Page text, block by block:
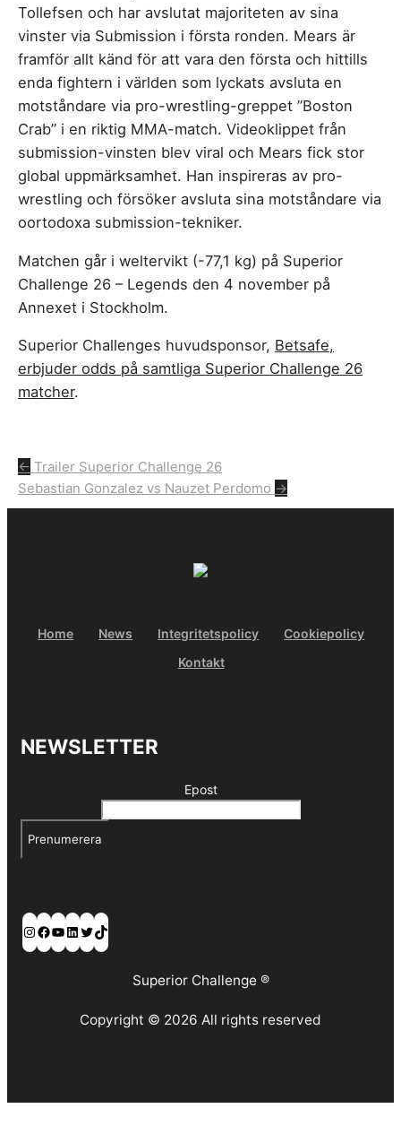
Tollefsen och har avslutat majoriteten av sina
vinster via Submission i första ronden. Mears är
framför allt känd för att vara den första och hittills
enda fightern i världen som lyckats avsluta en
motståndare via pro-wrestling-greppet ”Boston
Crab” i en riktig MMA-match. Videoklippet från
submission-vinsten blev viral och Mears fick stor
global uppmärksamhet. Han inspireras av pro-
wrestling och försöker avsluta sina motståndare via
oortodoxa submission-tekniker.
Matchen går i weltervikt (-77,1 kg) på Superior
Challenge 26 – Legends den 4 november på
Annexet i Stockholm.
Superior Challenges huvudsponsor, Betsafe,
erbjuder odds på samtliga Superior Challenge 26
matcher.
Inläggsnavigering
← Trailer Superior Challenge 26
Sebastian Gonzalez vs Nauzet Perdomo →
Home News Integritetspolicy
Cookiepolicy
Kontakt
NEWSLETTER
Epost
Prenumerera
Instagram
Facebook
YouTube
LinkedIn
Twitter
TikTok
Superior Challenge ®
Copyright © 2026 All rights reserved